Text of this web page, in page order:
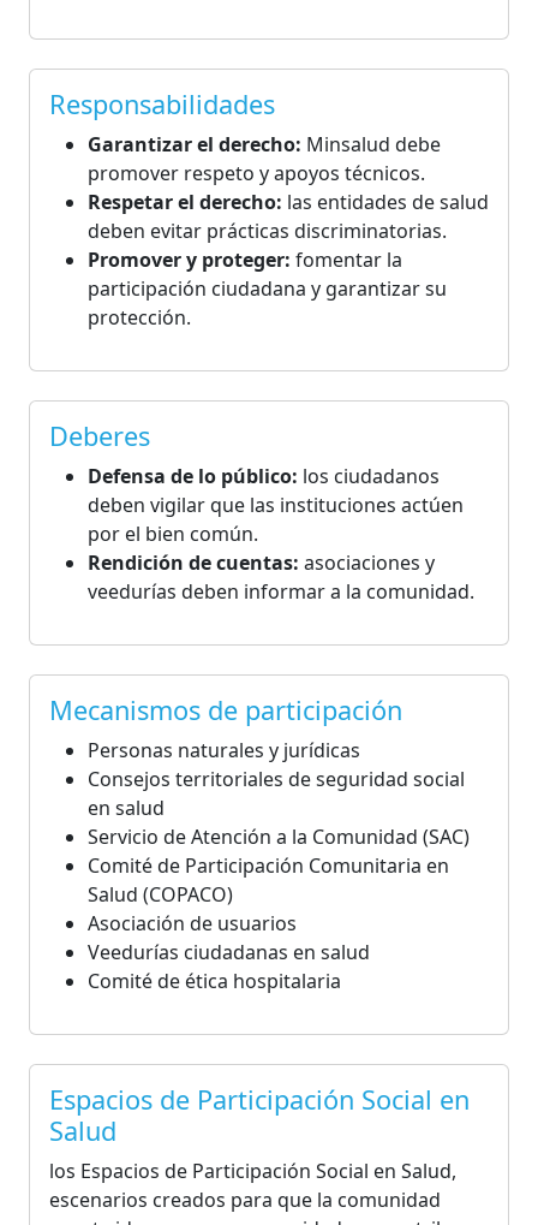
Responsabilidades
Garantizar el derecho: Minsalud debe
promover respeto y apoyos técnicos.
Respetar el derecho: las entidades de salud
deben evitar prácticas discriminatorias.
Promover y proteger: fomentar la
participación ciudadana y garantizar su
protección.
Deberes
Defensa de lo público: los ciudadanos
deben vigilar que las instituciones actúen
por el bien común.
Rendición de cuentas: asociaciones y
veedurías deben informar a la comunidad.
Mecanismos de participación
Personas naturales y jurídicas
Consejos territoriales de seguridad social
en salud
Servicio de Atención a la Comunidad (SAC)
Comité de Participación Comunitaria en
Salud (COPACO)
Asociación de usuarios
Veedurías ciudadanas en salud
Comité de ética hospitalaria
Espacios de Participación Social en
Salud
los Espacios de Participación Social en Salud,
escenarios creados para que la comunidad